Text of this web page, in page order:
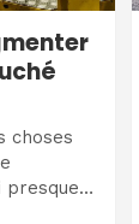
choses
presque…